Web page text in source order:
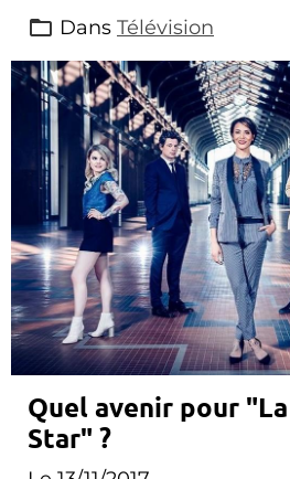
Dans Télévision
Quel avenir pour
Star" ?